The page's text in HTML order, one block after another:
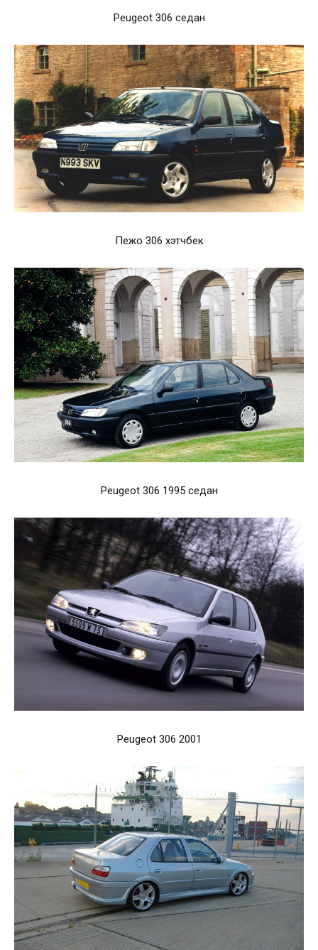
Peugeot 306 седан
Пежо 306 хэтчбек
Peugeot 306 1995 седан
Peugeot 306 2001